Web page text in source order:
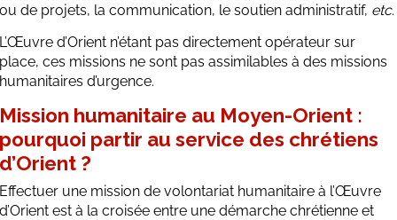
ou de projets, la communication, le soutien administratif, etc.
L’Œuvre d’Orient n’étant pas directement opérateur sur
place, ces missions ne sont pas assimilables à des missions
humanitaires d’urgence.
Mission humanitaire au Moyen-Orient :
pourquoi partir au service des chrétiens
d’Orient ?
Effectuer une mission de volontariat humanitaire à l’Œuvre
d’Orient est à la croisée entre une démarche chrétienne et